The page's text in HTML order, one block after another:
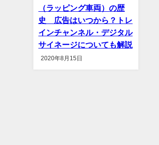
（ラッピング車両）の歴
史 広告はいつから？トレ
インチャンネル・デジタル
サイネージについても解説
2020年8月15日